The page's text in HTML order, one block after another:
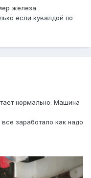
железа.
если кувалдой по
нормально. Машина
заработало как надо